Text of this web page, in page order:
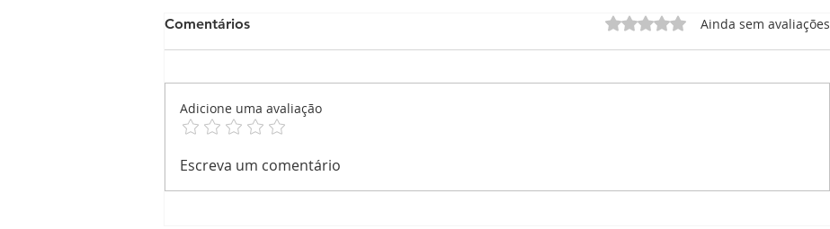
Nosso Natal ,foi um grande
Comentários Avaliado com 0 de 5 estrelas.
Ainda sem avaliações
Adicione uma avaliação
Escreva um comentário